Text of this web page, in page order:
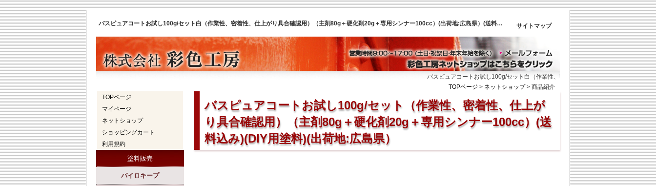
バスピュアコートお試し100g/セット白（作業性、密着性、仕上がり具合確認用）（主剤80g＋硬化剤20g＋専用シンナー100cc）(出荷地:広島県）(送料込み) ホワイト | 商品紹介 | 株式会社彩色工房 サイトマップ
バスピュアコートお試し100g/セット白（作業性、密着性、仕上がり具合確認用）（主剤
TOPページ > ネットショップ> 商品紹介
TOPページ
マイページ
ネットショップ
ショッピングカート
利用規約
塗料販売
パイロキープ
バスピュアコートお試し100g/セット（作業性、密着性、仕上が
り具合確認用）（主剤80g＋硬化剤20g＋専用シンナー100cc）(送
料込み)(DIY用塗料)(出荷地:広島県）